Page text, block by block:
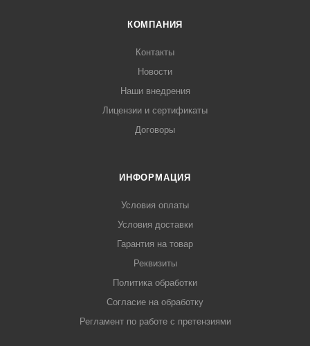
КОМПАНИЯ
Контакты
Новости
Наши внедрения
Лицензии и сертификаты
Договоры
ИНФОРМАЦИЯ
Условия оплаты
Условия доставки
Гарантия на товар
Реквизиты
Политика обработки
Согласие на обработку
Регламент по работе с претензиями